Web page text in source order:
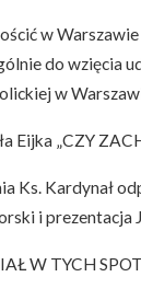
w
do wzięcia
w
Eijka „CZY
Ks. Kardynał
i prezentacja
W TYCH